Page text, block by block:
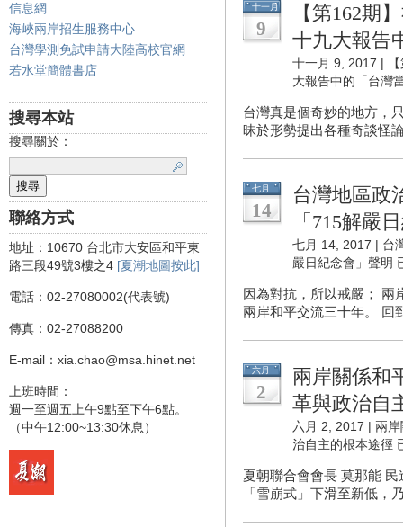
信息網
海峽兩岸招生服務中心
台灣學測免試申請大陸高校官網
若水堂簡體書店
搜尋本站
搜尋關於：
聯絡方式
地址：10670 台北市大安區和平東
路三段49號3樓之4 [夏潮地圖按此]
電話：02-27080002(代表號)
傳真：02-27088200
E-mail：xia.chao@msa.hinet.net
上班時間：
週一至週五上午9點至下午6點。
（中午12:00~13:30休息）
十一月
9
【第162期
十九大報告
十一月 9, 2017 |
大報告中的「台灣
台灣真是個奇妙的地方，
昧於形勢提出各種奇談怪
七月
14
台灣地區政
「715解嚴
七月 14, 2017 | 台
嚴日紀念會」聲明
因為對抗，所以戒嚴； 兩
兩岸和平交流三十年。
六月
2
兩岸關係和
革與政治自
六月 2, 2017 | 兩岸
治自主的根本途徑
夏朝聯合會會長 莫那能
「雪崩式」下滑至新低